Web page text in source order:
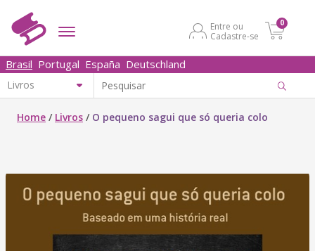
Entre ou
Cadastre-se
0
Brasil Portugal España Deutschland
Home / Livros / O pequeno sagui que só queria colo